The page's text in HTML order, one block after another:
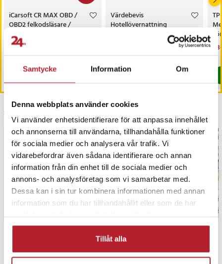
Samtycke Information Om
Denna webbplats använder cookies
Vi använder enhetsidentifierare för att anpassa innehållet
och annonserna till användarna, tillhandahålla funktioner
för sociala medier och analysera vår trafik. Vi
vidarebefordrar även sådana identifierare och annan
information från din enhet till de sociala medier och
annons- och analysföretag som vi samarbetar med.
Dessa kan i sin tur kombinera informationen med annan
information som du har tillhandahållit eller som de har
Tillåt alla
iCarsoft CR MAX OBD /
OBD2 felkodsläsare /
bildiagnosverktyg /
diagnosverktyg för bil
Nuvarande pris
3 698 kr
Köp
Värdebevis
Hotellövernattning
Senast besökta
PRISGARANTI